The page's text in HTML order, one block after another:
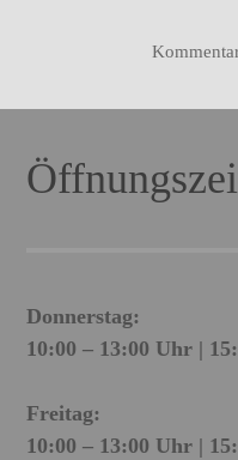
Donnerstag:
10:00 – 13:00 Uhr |
Freitag:
10:00 – 13:00 Uhr |